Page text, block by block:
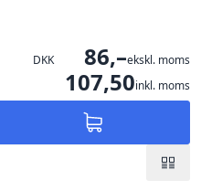
DKK 86,–ekskl. moms
107,50inkl. moms